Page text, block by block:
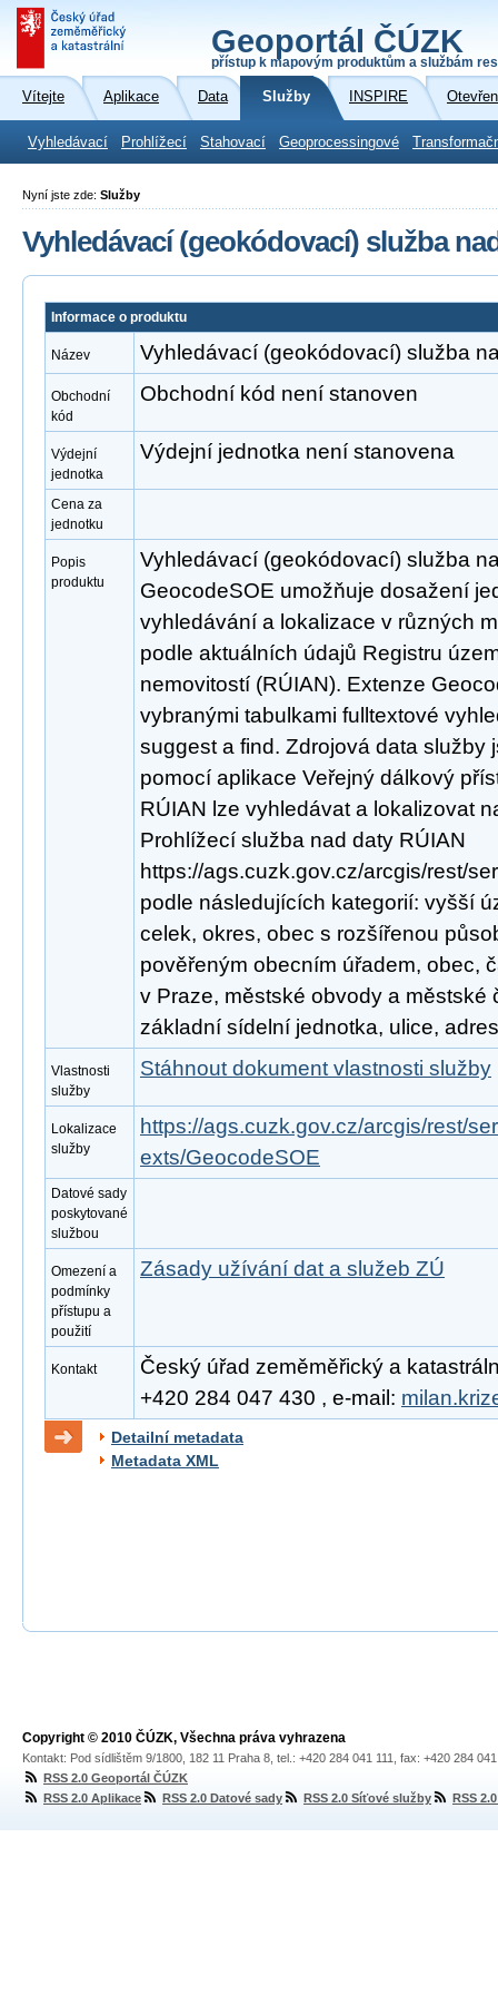
Geoportál ČÚZK
přístup k mapovým produktům a službám
Vítejte Aplikace Data Služby INSPIRE
Vyhledávací Prohlížecí Stahovací Geoprocessingové
Nyní jste zde: Služby
Vyhledávací (geokódovací) služba
Informace o produktu
Název Vyhledávací (geokódovací) služba
Obchodní
kód
Obchodní kód není stanoven
Výdejní
jednotka
Výdejní jednotka není stanovena
Cena za
jednotku
Popis
produktu
Vyhledávací (geokódovací) služba
GeocodeSOE umožňuje dosažení
vyhledávání a lokalizace v různých
podle aktuálních údajů Registru
nemovitostí (RÚIAN). Extenze
vybranými tabulkami fulltextové
suggest a find. Zdrojová data služby
pomocí aplikace Veřejný dálkový
RÚIAN lze vyhledávat a lokalizovat
Prohlížecí služba nad daty RÚIAN
https://ags.cuzk.gov.cz/arcgis/rest/
podle následujících kategorií: vyšší
celek, okres, obec s rozšířenou
pověřeným obecním úřadem, obec,
v Praze, městské obvody a městské
základní sídelní jednotka, ulice,
Vlastnosti
služby
Stáhnout dokument vlastnosti služby
Lokalizace
služby
https://ags.cuzk.gov.cz/arcgis/rest/
exts/GeocodeSOE
Datové sady
poskytované
službou
Omezení a
podmínky
přístupu a
použití
Zásady užívání dat a služeb ZÚ
Kontakt
Český úřad zeměměřický a
+420 284 047 430 , e-mail:
Detailní metadata
Metadata XML
Copyright © 2010 ČÚZK, Všechna práva vyhrazena
Kontakt: Pod sídlištěm 9/1800, 182 11 Praha 8, tel.: +420 284 041 111, fax: +420 284
RSS 2.0 Geoportál ČÚZK
RSS 2.0 Aplikace
RSS 2.0 Datové sady RSS 2.0 Síťové služby RSS